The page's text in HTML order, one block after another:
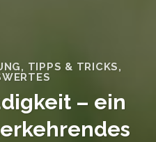
, TIPPS & TRICKS,
– ein